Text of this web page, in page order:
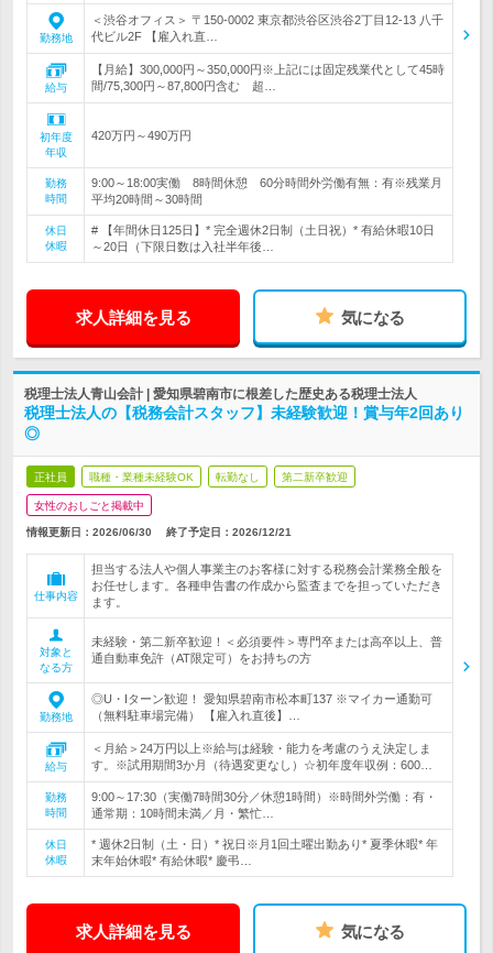
勤務地
＜渋谷オフィス＞ 〒150-0002 東京都渋谷区渋谷2丁目12-13 八千
代ビル2F 【雇入れ直…
給与
【月給】300,000円～350,000円※上記には固定残業代として45時
間/75,300円～87,800円含む 超…
初年度
年収
420万円～490万円
勤務
時間
9:00～18:00実働 8時間休憩 60分時間外労働有無：有※残業月
平均20時間～30時間
休日
休暇
# 【年間休日125日】* 完全週休2日制（土日祝）* 有給休暇10日
～20日（下限日数は入社半年後…
求人詳細を見る 気になる
税理士法人青山会計 | 愛知県碧南市に根差した歴史ある税理士法人
税理士法人の【税務会計スタッフ】未経験歓迎！賞与年2回あり
◎
正社員 職種・業種未経験OK 転勤なし 第二新卒歓迎
女性のおしごと掲載中
情報更新日：2026/06/30 終了予定日： 2026/12/21
仕事内容
担当する法人や個人事業主のお客様に対する税務会計業務全般を
お任せします。各種申告書の作成から監査までを担っていただき
ます。
対象と
なる方
未経験・第二新卒歓迎！＜必須要件＞専門卒または高卒以上、普
通自動車免許（AT限定可）をお持ちの方
勤務地
◎U・Iターン歓迎！ 愛知県碧南市松本町137 ※マイカー通勤可
（無料駐車場完備） 【雇入れ直後】…
給与
＜月給＞24万円以上※給与は経験・能力を考慮のうえ決定しま
す。※試用期間3か月（待遇変更なし）☆初年度年収例：600…
勤務
時間
9:00～17:30（実働7時間30分／休憩1時間）※時間外労働：有・
通常期：10時間未満／月・繁忙…
休日
休暇
* 週休2日制（土・日）* 祝日※月1回土曜出勤あり* 夏季休暇* 年
末年始休暇* 有給休暇* 慶弔…
求人詳細を見る 気になる